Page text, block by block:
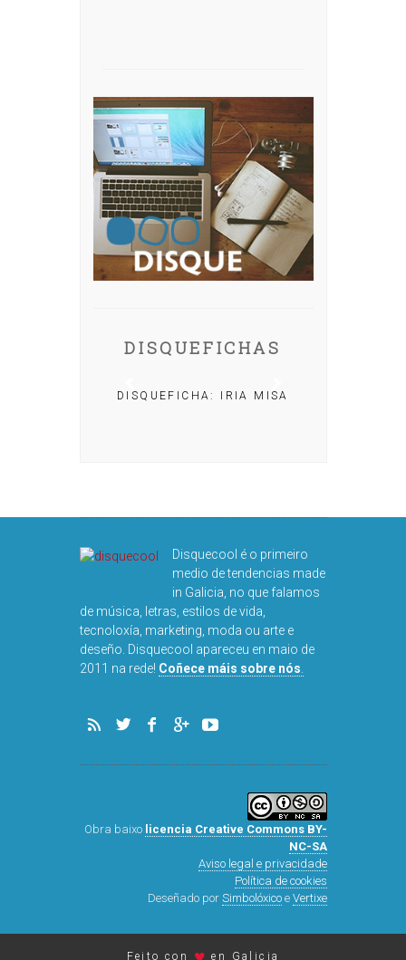
DISQUEFICHAS
DISQUEFICHA: IRIA MISA
Disquecool é o primeiro
medio de tendencias made
in Galicia, no que falamos
de música, letras, estilos de vida,
tecnoloxía, marketing, moda ou arte e
deseño. Disquecool apareceu en maio de
2011 na rede! Coñece máis sobre nós
Obra baixo licencia Creative Commons BY-
NC-SA
Aviso legal e privacidade
Política de cookies
Deseñado por Simbolóxicoe Vertixe
Feito con en Galicia